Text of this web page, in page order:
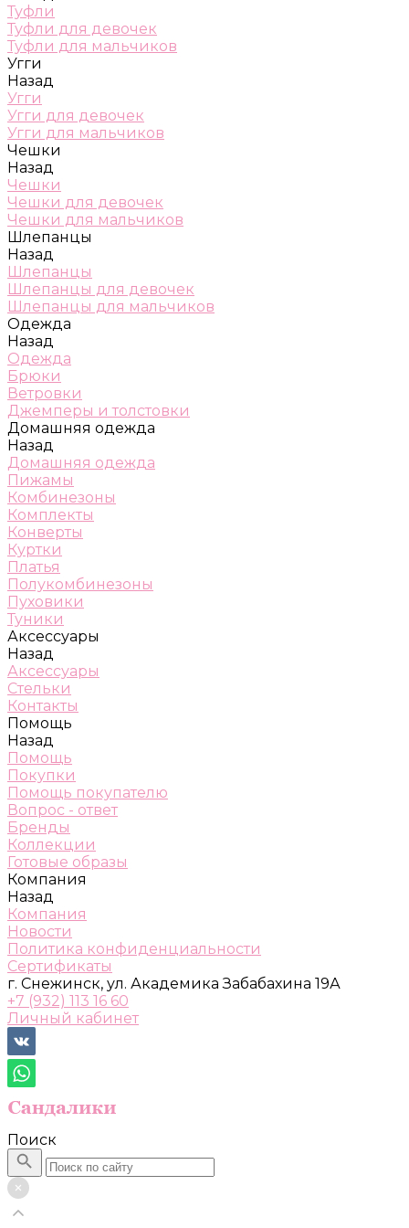
Туфли
Туфли для девочек
Туфли для мальчиков
Угги
Назад
Угги
Угги для девочек
Угги для мальчиков
Чешки
Назад
Чешки
Чешки для девочек
Чешки для мальчиков
Шлепанцы
Назад
Шлепанцы
Шлепанцы для девочек
Шлепанцы для мальчиков
Одежда
Назад
Одежда
Брюки
Ветровки
Джемперы и толстовки
Домашняя одежда
Назад
Домашняя одежда
Пижамы
Комбинезоны
Комплекты
Конверты
Куртки
Платья
Полукомбинезоны
Пуховики
Туники
Аксессуары
Назад
Аксессуары
Стельки
Контакты
Помощь
Назад
Помощь
Покупки
Помощь покупателю
Вопрос - ответ
Бренды
Коллекции
Готовые образы
Компания
Назад
Компания
Новости
Политика конфиденциальности
Сертификаты
г. Снежинск, ул. Академика Забабахина 19А
+7 (932) 113 16 60
Личный кабинет
Поиск